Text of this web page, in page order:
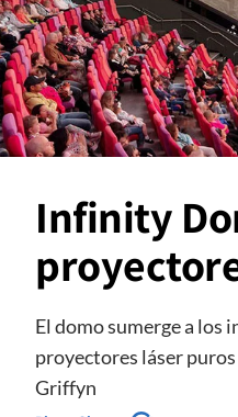
Infinity
El domo sumerge a los
proyectores láser
Griffyn